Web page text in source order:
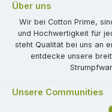
Über uns
Wir bei Cotton Prime,
und Hochwertigkeit für
steht Qualität bei uns an
entdecke unsere
Unsere Communities